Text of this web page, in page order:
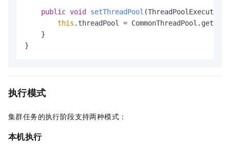
public void setThreadPool (ThreadPoolExecutor
this .threadPool =
    }
}
执行模式
集群任务的执行阶段支持两种模式：
本机执行